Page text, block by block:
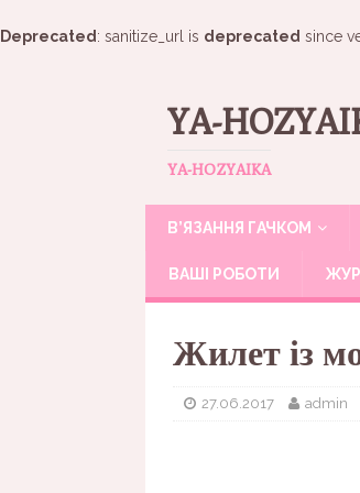
Deprecated : sanitize_url is deprecated since
YA-
YA-HOZYAIKA
В’ЯЗАННЯ ГАЧКОМ
ВАШІ РОБОТИ
Жилет із
27.06.2017 admin